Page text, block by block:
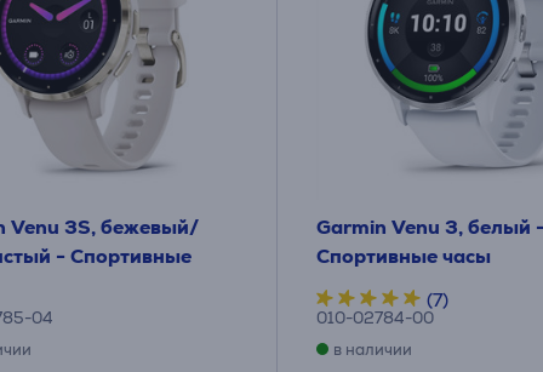
Venu 3S, бежевый/
- Спортивные
04
Garmin Venu 3, белый
Спортивные часы
(7)
010-02784-00
в наличии